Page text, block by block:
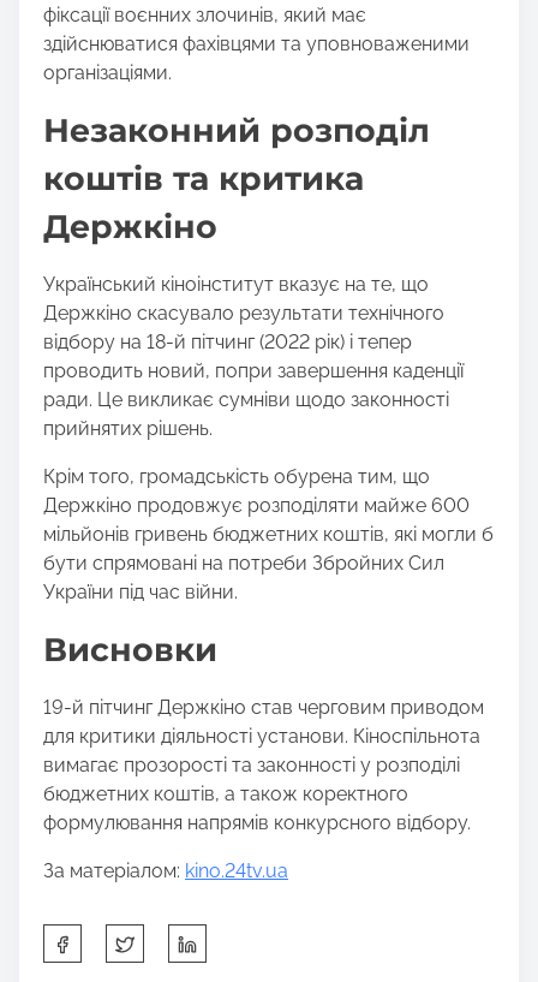
фіксації воєнних злочинів, який має
здійснюватися фахівцями та уповноваженими
організаціями.
Незаконний розподіл
коштів та критика
Держкіно
Український кіноінститут вказує на те, що
Держкіно скасувало результати технічного
відбору на 18-й пітчинг (2022 рік) і тепер
проводить новий, попри завершення каденції
ради. Це викликає сумніви щодо законності
прийнятих рішень.
Крім того, громадськість обурена тим, що
Держкіно продовжує розподіляти майже 600
мільйонів гривень бюджетних коштів, які могли б
бути спрямовані на потреби Збройних Сил
України під час війни.
Висновки
19-й пітчинг Держкіно став черговим приводом
для критики діяльності установи. Кіноспільнота
вимагає прозорості та законності у розподілі
бюджетних коштів, а також коректного
формулювання напрямів конкурсного відбору.
За матеріалом: kino.24tv.ua
h